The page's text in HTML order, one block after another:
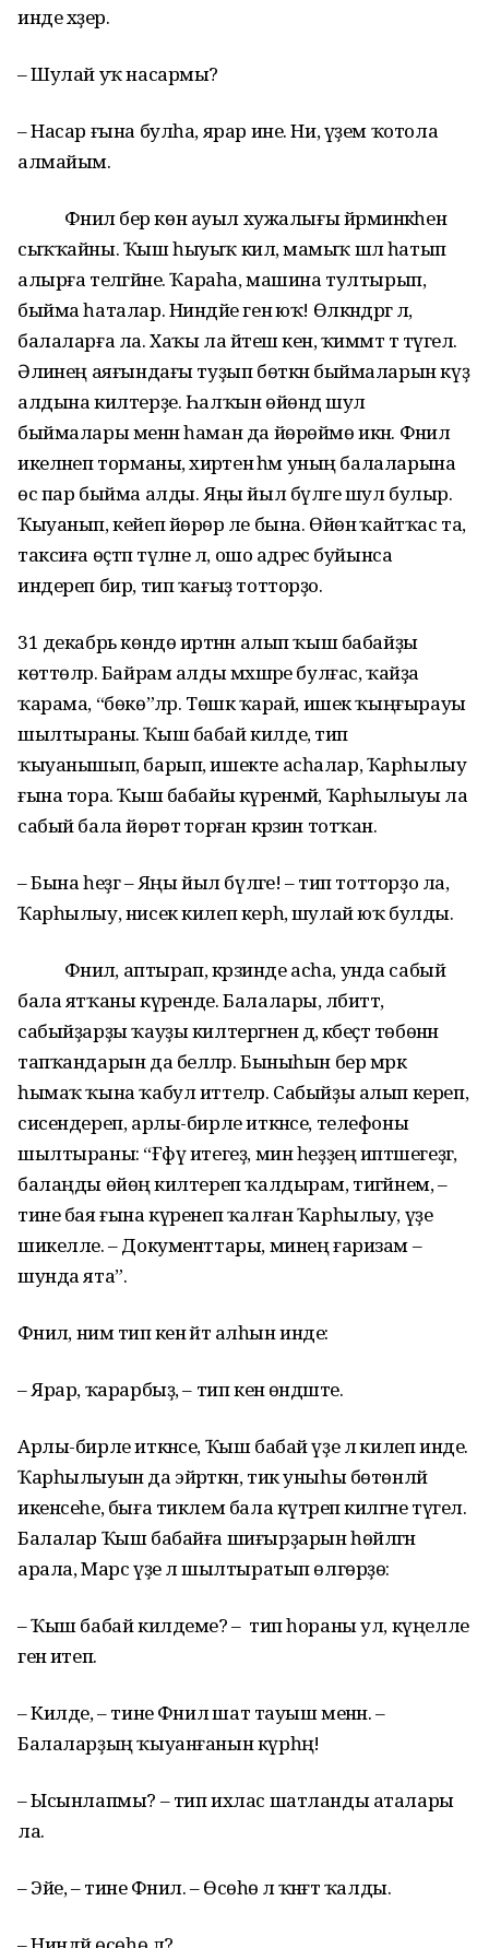
инде хәҙер.
– Шулай уҡ насармы?
– Насар ғына булһа, ярар ине. Ни, үҙем ҡотола
алмайым.
Фәнилә бер көн ауыл хужалығы йәрминкәһенә
сыҡҡайны. Ҡыш һыуыҡ килә, мамыҡ шәл һатып
алырға теләгәйне. Ҡараһа, машина тултырып,
быйма һаталар. Ниндәйе генә юҡ! Өлкәндәргә лә,
балаларға ла. Хаҡы ла йәтеш кенә, ҡиммәт тә түгел.
Әлиәнең аяғындағы туҙып бөткән быймаларын күҙ
алдына килтерҙе. Һалҡын өйөндә шул
быймалары менән һаман да йөрөймө икән. Фәнилә
икеләнеп торманы, әхирәтенә һәм уның балаларына
өс пар быйма алды. Яңы йыл бүләге шул булыр.
Ҡыуанып, кейеп йөрөр әле бына. Өйөнә ҡайтҡас та,
таксиға өҫтәп түләне лә, ошо адрес буйынса
индереп бир, тип ҡағыҙ тотторҙо.
31 декабрь көндө иртәнән алып ҡыш бабайҙы
көттөләр. Байрам алды мәхшәре булғас, ҡайҙа
ҡарама, “бөкө”ләр. Төшкә ҡарай, ишек ҡыңғырауы
шылтыраны. Ҡыш бабай килде, тип
ҡыуанышып, барып, ишекте асһалар, Ҡарһылыу
ғына тора. Ҡыш бабайы күренмәй, Ҡарһылыуы ла
сабый бала йөрөтә торған кәрзин тотҡан.
– Бына һеҙгә – Яңы йыл бүләге! – тип тотторҙо ла,
Ҡарһылыу, нисек килеп керһә, шулай юҡ булды.
Фәнилә, аптырап, кәрзинде асһа, унда сабый
бала ятҡаны күренде. Балалары, әлбиттә,
сабыйҙарҙы ҡауҙы килтергәнен дә, кәбеҫтә төбөнән
тапҡандарын да беләләр. Быныһын бер мәркә
һымаҡ ҡына ҡабул иттеләр. Сабыйҙы алып кереп,
сисендереп, арлы-бирле иткәнсе, телефоны
шылтыраны: “Ғәфү итегеҙ, мин һеҙҙең иптәшегеҙгә,
балаңды өйөңә килтереп ҡалдырам, тигәйнем, –
тине бая ғына күренеп ҡалған Ҡарһылыу, үҙе
шикелле. – Документтары, минең ғаризам –
шунда ята”.
Фәнилә, нимә тип кенә әйтә алһын инде:
– Ярар, ҡарарбыҙ, – тип кенә өндәште.
Арлы-бирле иткәнсе, Ҡыш бабай үҙе лә килеп инде.
Ҡарһылыуын да эйәрткән, тик уныһы бөтөнләй
икенсеһе, быға тиклем бала күтәреп килгәне түгел.
Балалар Ҡыш бабайға шиғырҙарын һөйләгән
арала, Марс үҙе лә шылтыратып өлгөрҙө:
– Ҡыш бабай килдеме? – тип һораны ул, күңелле
генә итеп.
– Килде, – тине Фәнилә шат тауыш менән. –
Балаларҙың ҡыуанғанын күрһәң!
– Ысынлапмы? – тип ихлас шатланды аталары
ла.
– Эйе, – тине Фәнилә. – Өсөһө лә ҡәнәғәт ҡалды.